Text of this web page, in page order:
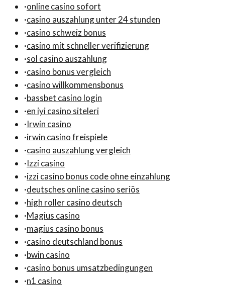
·online casino sofort
·casino auszahlung unter 24 stunden
·casino schweiz bonus
·casino mit schneller verifizierung
·sol casino auszahlung
·casino bonus vergleich
·casino willkommensbonus
·bassbet casino login
·en iyi casino siteleri
·Irwin casino
·irwin casino freispiele
·casino auszahlung vergleich
·Izzi casino
·izzi casino bonus code ohne einzahlung
·deutsches online casino seriös
·high roller casino deutsch
·Magius casino
·magius casino bonus
·casino deutschland bonus
·bwin casino
·casino bonus umsatzbedingungen
·n1 casino